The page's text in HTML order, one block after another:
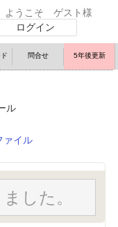
ようこそ ゲスト様
ログイン
問合せ 5年後更新
ル
イル
した。